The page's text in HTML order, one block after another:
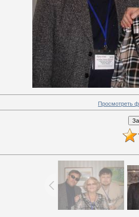
Просмотреть